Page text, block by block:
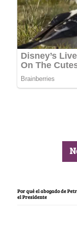
Por qué el abogado de
el Presidente